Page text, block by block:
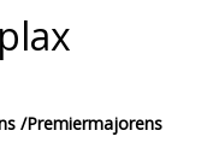
/Premiermajorens